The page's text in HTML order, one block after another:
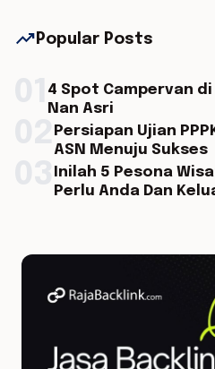
trending_up Popular Posts
4 Spot Campervan
Nan Asri
Persiapan Ujian
ASN Menuju Sukses
Inilah 5 Pesona
Perlu Anda Dan